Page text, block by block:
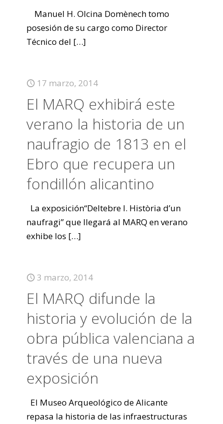
Manuel H. Olcina Domènech tomo
posesión de su cargo como Director
Técnico del […]
17 marzo, 2014
El MARQ exhibirá este
verano la historia de un
naufragio de 1813 en el
Ebro que recupera un
fondillón alicantino
La exposición“Deltebre I. Història d’un
naufragi” que llegará al MARQ en verano
exhibe los […]
3 marzo, 2014
El MARQ difunde la
historia y evolución de la
obra pública valenciana a
través de una nueva
exposición
El Museo Arqueológico de Alicante
repasa la historia de las infraestructuras